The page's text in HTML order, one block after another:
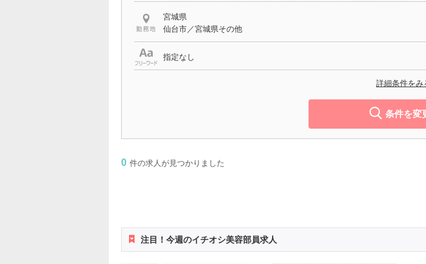
宮城県
仙台市／宮城県その他
指定なし
詳細条件をみ
条件を変
0 件の求人が見つかりました
注目！今週のイチオシ美容部員求人